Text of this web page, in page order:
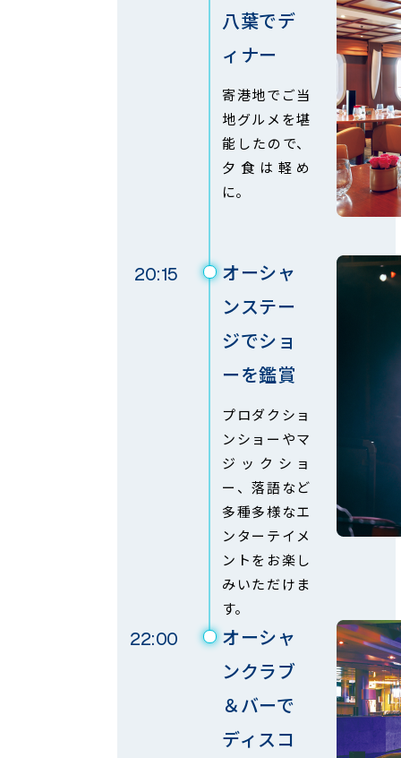
八葉でデ
ィナー
寄港地でご当
地グルメを堪
能したので、
夕食は軽め
に。
20:15
オーシャ
ンステー
ジでショ
ーを鑑賞
プロダクショ
ンショーやマ
ジックショ
ー、落語など
多種多様なエ
ンターテイメ
ントをお楽し
みいただけま
す。
22:00
オーシャ
ンクラブ
＆バーで
ディスコ